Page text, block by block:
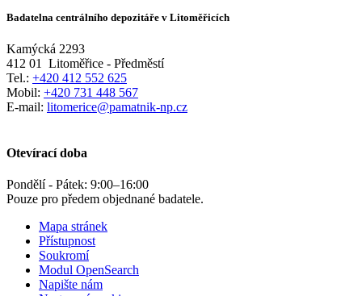
Badatelna centrálního depozitáře v Litoměřicích
Kamýcká 2293
412 01
Litoměřice - Předměstí
Tel.: +420 412 552 625
Mobil: +420 731 448 567
E-mail: litomerice@pamatnik-np.cz
Otevírací doba
Pondělí - Pátek: 9:00–16:00
Pouze pro předem objednané badatele.
Mapa stránek
Přístupnost
Soukromí
Modul OpenSearch
Napište nám